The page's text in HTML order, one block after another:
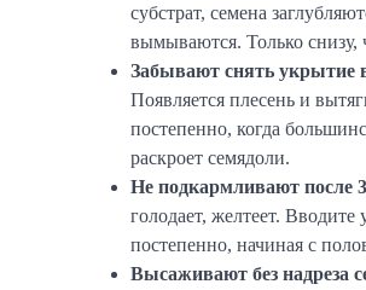
субстрат, семена
вымываются. Только снизу,
Забывают снять укрытие
Появляется плесень и
постепенно, когда
раскроет семядоли.
Не подкармливают после
голодает, желтеет. Вводите
постепенно, начиная с
Высаживают без надреза